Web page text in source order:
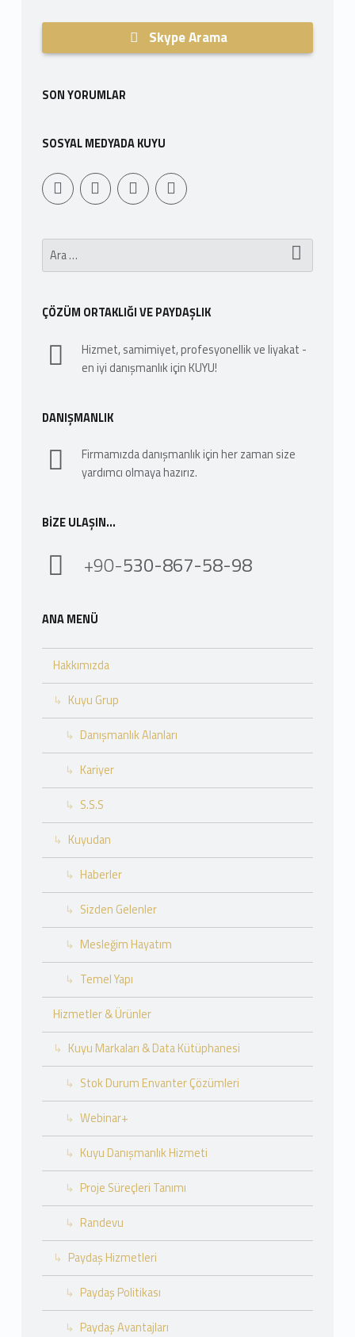
Skype Arama
SON YORUMLAR
SOSYAL MEDYADA KUYU
WebMan on Facebook
YoutubeWebMan DesignSepet
Arama:
ÇÖZÜM ORTAKLIĞI VE PAYDAŞLIK
Hizmet, samimiyet, profesyonellik ve liyakat -
en iyi danışmanlık için KUYU!
DANIŞMANLIK
Firmamızda danışmanlık için her zaman size
yardımcı olmaya hazırız.
BIZE ULAŞIN…
+90-530-867-58-98
ANA MENÜ
Hakkımızda
Kuyu Grup
Danışmanlık Alanları
Kariyer
S.S.S
Kuyudan
Haberler
Sizden Gelenler
Mesleğim Hayatım
Temel Yapı
Hizmetler & Ürünler
Kuyu Markaları & Data Kütüphanesi
Stok Durum Envanter Çözümleri
Webinar+
Kuyu Danışmanlık Hizmeti
Proje Süreçleri Tanımı
Randevu
Paydaş Hizmetleri
Paydaş Politikası
Paydaş Avantajları